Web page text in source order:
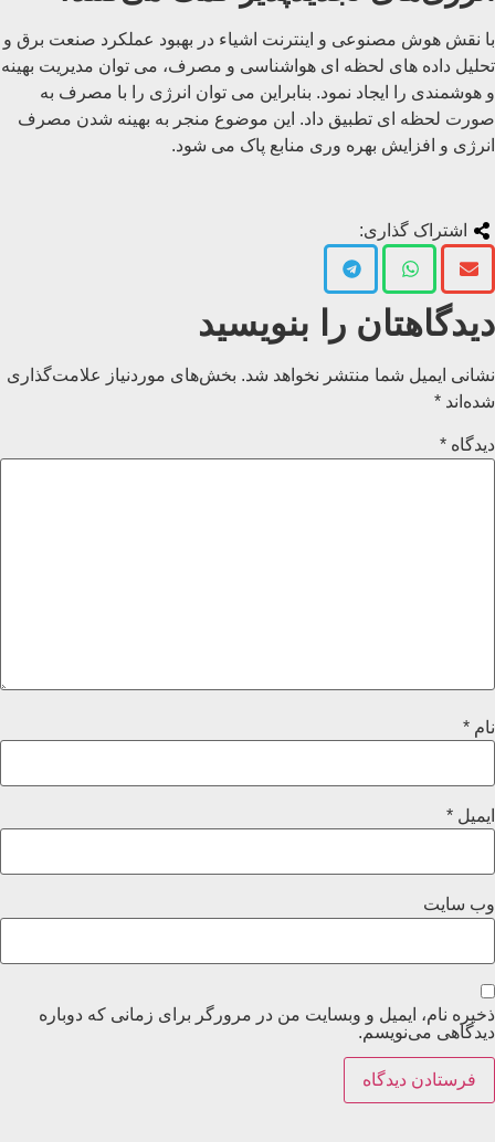
با نقش هوش مصنوعی و اینترنت اشیاء در بهبود عملکرد صنعت برق و
تحلیل داده های لحظه ای هواشناسی و مصرف، می توان مدیریت بهینه
و هوشمندی را ایجاد نمود. بنابراین می توان انرژی را با مصرف به
صورت لحظه ای تطبیق داد. این موضوع منجر به بهینه شدن مصرف
انرژی و افزایش بهره وری منابع پاک می شود.
اشتراک گذاری:
دیدگاهتان را بنویسید
نشانی ایمیل شما منتشر نخواهد شد. بخش‌های موردنیاز علامت‌گذاری
شده‌اند *
دیدگاه *
نام *
ایمیل *
وب‌ سایت
ذخیره نام، ایمیل و وبسایت من در مرورگر برای زمانی که دوباره
دیدگاهی می‌نویسم.